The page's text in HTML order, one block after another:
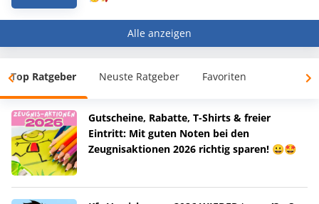
Alle anzeigen
Top Ratgeber Neuste Ratgeber Favoriten
Gutscheine, Rabatte, T-Shirts & freier
Eintritt: Mit guten Noten bei den
Zeugnisaktionen 2026 richtig sparen! 😀🤩